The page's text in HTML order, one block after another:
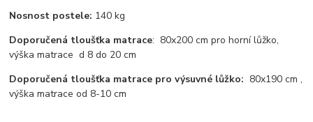
Nosnost postele: 140 kg
Doporučená tloušťka matrace: 80x200 cm pro horní lůžko,
výška matrace d 8 do 20 cm
Doporučená tloušťka matrace pro výsuvné lůžko: 80x190 cm ,
výška matrace od 8-10 cm